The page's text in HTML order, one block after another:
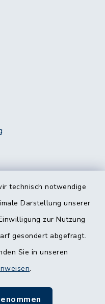
technisch notwendige
Darstellung unserer
zur Nutzung
gesondert abgefragt.
Sie in unseren
.